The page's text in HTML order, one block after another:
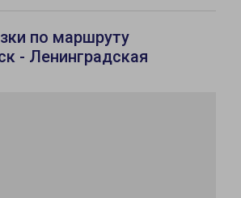
по маршруту
- Ленинградская